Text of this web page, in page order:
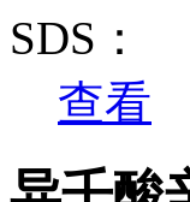
SDS：
查看